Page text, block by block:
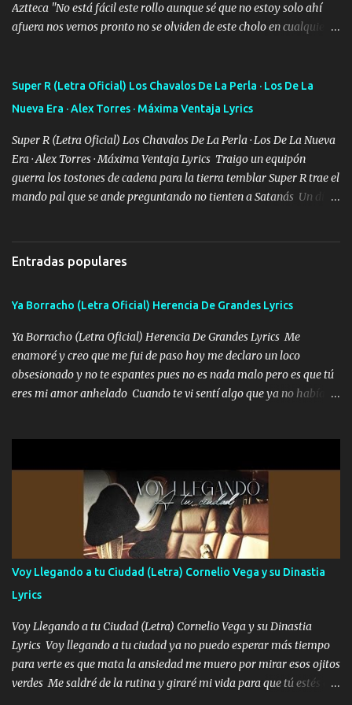
Aztteca "No está fácil este rollo aunque sé que no estoy solo ahí
afuera nos vemos pronto no se olviden de este cholo en cualquier
equipo quedó afuera" Letra original de www.elnorteduro.com
"Bien al tiro la plebada siempre listos pa la gu'erra y a mi
como soy" "El jefe ondeado buena escuela nos dejó y firmes
compadre avestruz hay le va un saludon que sigan las artilladas
en acción" Música "No hace falta ni mi apodo porque ya saben qué
rollo se escuchaba este loco les iba a durar muy poco cuando
Super R (Letra Oficial) Los Chavalos De La Perla · Los De La
Nueva Era · Alex Torres · Máxima Ventaja Lyrics
Super R (Letra Oficial) Los Chavalos De La Perla · Los De La Nueva
Era · Alex Torres · Máxima Ventaja Lyrics Traigo un equipón
guerra los tostones de cadena para la tierra temblar Super R trae el
mando pal que se ande preguntando no tienten a Satanás Un día
si les voy a p'elear POR EL SEÑOR DE LOS GALLOS saben que la
vida damos ya se lo fui a demostrar por ahí me ven bien equipado
lo que se ofrezca con el UNO EL DOS Y EL TRES Y de la MB soy
buena pieza clave en el cartel aquí la firma ya saben cuál es que
quede claro SUPER R26 Música Lo enamorado nunca se me quita
traigo una que otra morrita y en la Urus la he de montar varias
trocas que me cuidan puro soldado su'icida no les tiembla pa tirar
A veces allá en la Perla si no me ve en la Sierra me muevo de aquí
Entradas populares
Ya Borracho (Letra Oficial) Herencia De Grandes Lyrics
Ya Borracho (Letra Oficial) Herencia De Grandes Lyrics Me
enamoré y creo que me fui de paso hoy me declaro un loco
obsesionado y no te espantes pues no es nada malo pero es que tú
eres mi amor anhelado Cuando te vi sentí algo que ya no había
cariño de mi alma Que pa febrero vendré frente a ti con mis
preguntas y digas que sí hacernos novios y verte feliz y muy
contenta como yo por ti Música Pregúntame qué es lo que me
enamora pa describirte unas cuantas horas también pregunta que
quiero contigo que seas dichosa al estar conmigo Y ya borracho
contéstame la llamada pa dedicarte unas bonitas palabras así
borracho me animo a decirte todo y puedo describirlo mucho que
me encantes Decirte que me siento muy feliz y emocionado por
tenerte aquí espero que quiera...
Voy Llegando a tu Ciudad (Letra) Cornelio Vega y su Dinastia
Lyrics
Voy Llegando a tu Ciudad (Letra) Cornelio Vega y su Dinastia
Lyrics Voy llegando a tu ciudad ya no puedo esperar más tiempo
para verte es que mata la ansiedad me muero por mirar esos ojitos
verdes Me saldré de la rutina y giraré mi vida para que tú estés en